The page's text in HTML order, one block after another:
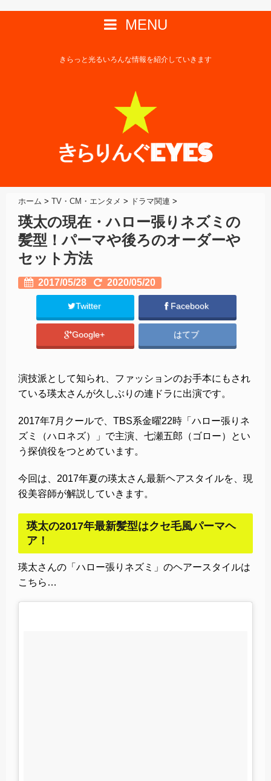
MENU
きらっと光るいろんな情報を紹介していきます
ホーム > TV・CM・エンタメ > ドラマ関連 >
瑛太の現在・ハロー張りネズミの
髪型！パーマや後ろのオーダーや
セット方法
2017/05/28 2020/05/20
Twitter Facebook
Google+ はてブ
演技派として知られ、ファッションのお手本にもされ
ている瑛太さんが久しぶりの連ドラに出演です。
2017年7月クールで、TBS系金曜22時「ハロー張りネ
ズミ（ハロネズ）」で主演、七瀬五郎（ゴロー）とい
う探偵役をつとめています。
今回は、2017年夏の瑛太さん最新ヘアスタイルを、現
役美容師が解説していきます。
瑛太の2017年最新髪型はクセ毛風パーマヘ
ア！
瑛太さんの「ハロー張りネズミ」のヘアースタイルは
こちら…